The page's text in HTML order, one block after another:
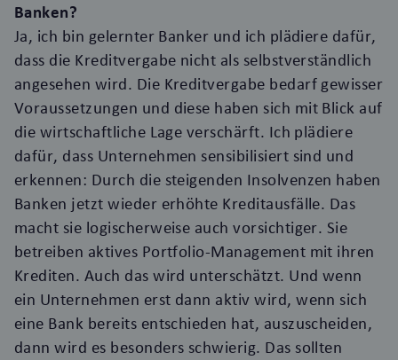
Banken?
Ja, ich bin gelernter Banker und ich plädiere dafür,
dass die Kreditvergabe nicht als selbstverständlich
angesehen wird. Die Kreditvergabe bedarf gewisser
Voraussetzungen und diese haben sich mit Blick auf
die wirtschaftliche Lage verschärft. Ich plädiere
dafür, dass Unternehmen sensibilisiert sind und
erkennen: Durch die steigenden Insolvenzen haben
Banken jetzt wieder erhöhte Kreditausfälle. Das
macht sie logischerweise auch vorsichtiger. Sie
betreiben aktives Portfolio-Management mit ihren
Krediten. Auch das wird unterschätzt. Und wenn
ein Unternehmen erst dann aktiv wird, wenn sich
eine Bank bereits entschieden hat, auszuscheiden,
dann wird es besonders schwierig. Das sollten